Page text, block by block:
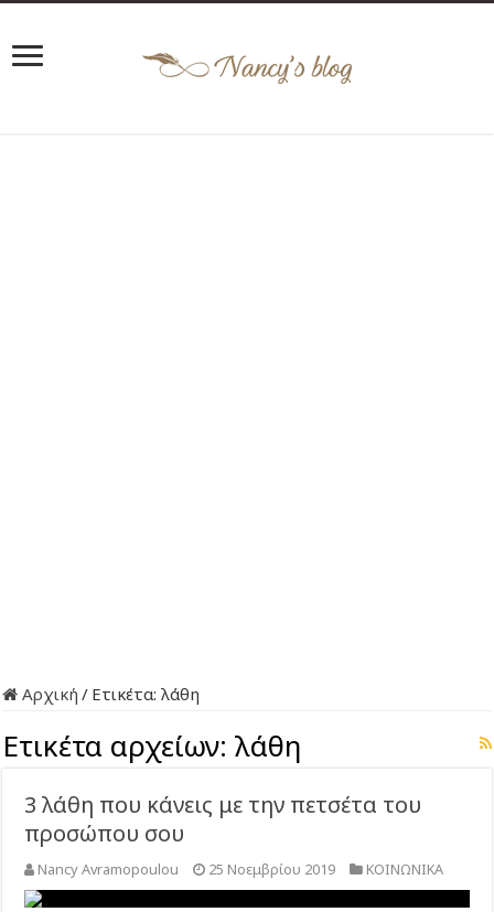
Αρχική / Ετικέτα:λάθη
Ετικέτα αρχείων:λάθη
3 λάθη που κάνεις με την πετσέτα του
προσώπου σου
Nancy Avramopoulou 25 Νοεμβρίου 2019 ΚΟΙΝΩΝΙΚΑ